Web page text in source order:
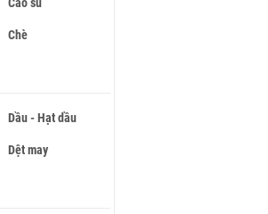
Chè
Dầu - Hạt dầu
Dệt may